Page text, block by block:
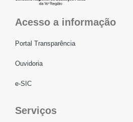
Acesso a informação
Portal Transparência
Ouvidoria
e-SIC
Serviços